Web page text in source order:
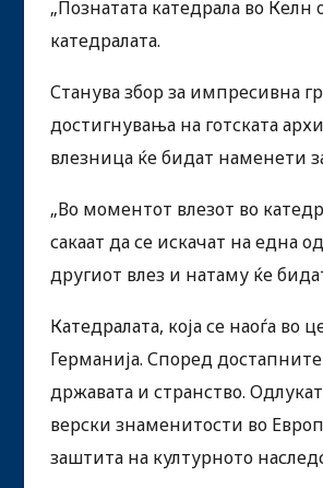
„Познатата катедрала во
катедралата.
Станува збор за импресивна
достигнувања на готската
влезница ќе бидат наменети
„Во моментот влезот во
сакаат да се искачат на една
другиот влез и натаму ќе
Катедралата, која се наоѓа
Германија. Според
државата и странство.
верски знаменитости во
заштита на културното